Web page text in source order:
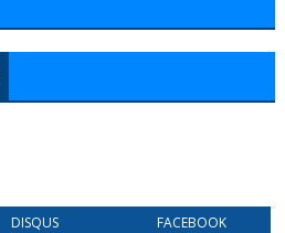
DISQUS FACEBOOK